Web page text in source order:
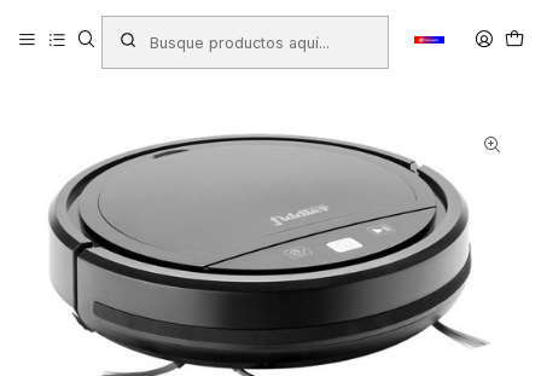
Productos ELECTRODOMESTICOS
ASPIRADORA ROBOT WIFI C/APLICADOR FIDDLER 9W(FD-
FH2020W)